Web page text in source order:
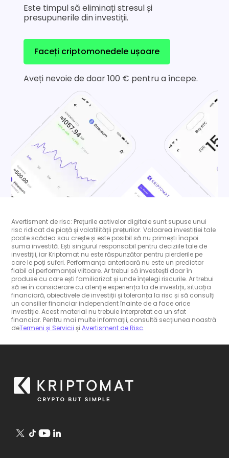
Este timpul să eliminați stresul și
presupunerile din investiții.
Faceți criptomonedele ușoare
Aveți nevoie de doar 100 € pentru a începe.
Avertisment de risc: Prețurile activelor digitale sunt supuse unui
risc ridicat de piață și volatilității prețurilor. Valoarea investiției tale
poate scădea sau crește și este posibil să nu primești înapoi
suma investită. Ești singurul responsabil pentru deciziile tale de
investiții, iar Kriptomat nu este răspunzător pentru pierderile pe
care le poți suferi. Performanța anterioară nu este un predictor
fiabil al performanței viitoare. Ar trebui să investești doar în
produse cu care ești familiarizat și unde înțelegi riscurile. Ar trebui
să iei în considerare cu atenție experiența ta de investiții, situația
financiară, obiectivele de investiții și toleranța la risc și să consulți
un consilier financiar independent înainte de a face orice
investiție. Acest material nu trebuie interpretat ca un sfat
financiar. Pentru mai multe informații, consultă secțiunea noastră
deTermeni și Servicii șiAvertisment de Risc.